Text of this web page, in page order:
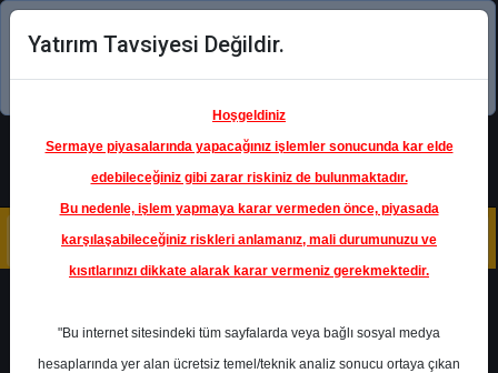
Şimdi uygulamayı indirin!
Yatırım Tavsiyesi Değildir.
Hoşgeldiniz
Sermaye piyasalarında yapacağınız işlemler sonucunda kar elde
edebileceğiniz gibi zarar riskiniz de bulunmaktadır.
Bu nedenle, işlem yapmaya karar vermeden önce, piyasada
karşılaşabileceğiniz riskleri anlamanız, mali durumunuzu ve
kısıtlarınızı dikkate alarak karar vermeniz gerekmektedir.
"Bu internet sitesindeki tüm sayfalarda veya bağlı sosyal medya
hesaplarında yer alan ücretsiz temel/teknik analiz sonucu ortaya çıkan